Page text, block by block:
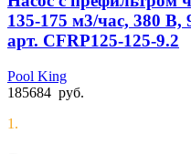
135-175 м3/час, 380 В,
арт. CFRP125-125-9.2
Pool King
185684 руб.
1.